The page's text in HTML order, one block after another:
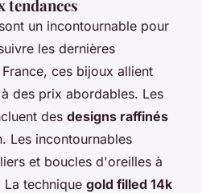
tendances
sont un incontournable pour
les dernières
France, ces bijoux allient
des prix abordables. Les
des designs raffinés
Les incontournables
et boucles d'oreilles à
technique gold filled 14k